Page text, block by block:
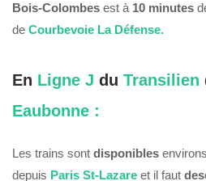
Bois-Colombes est à 10 minutes
de Courbevoie La Défense.
En Ligne J du Transilien
Eaubonne :
Les trains sont disponibles
depuis Paris St-Lazare et il faut